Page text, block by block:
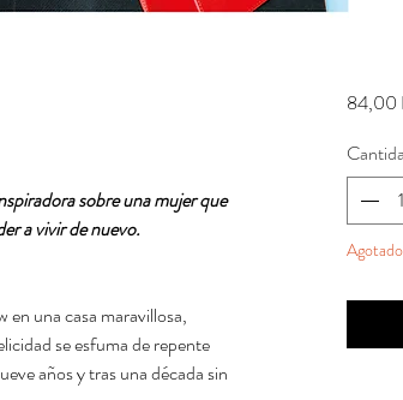
sobre una mujer que
a vivir de nuevo.
una casa maravillosa,
se esfuma de repente
años y tras una década sin
84,00
Agotado